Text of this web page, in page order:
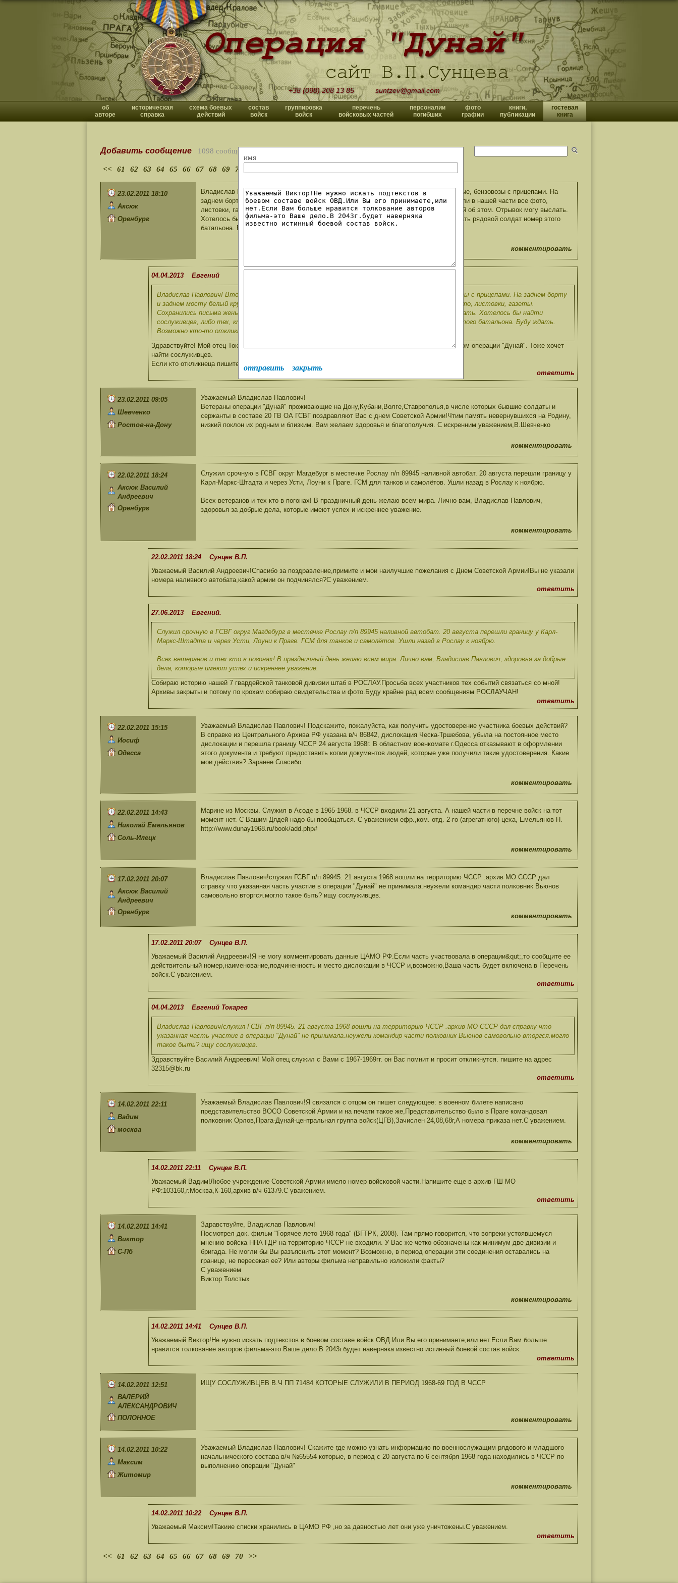
+38 (098) 208 13 85 suntzev@gmail.com
об
авторе
историческая
справка
схема боевых
действий
состав
войск
группировка
войск
перечень
войсковых частей
персоналии
погибших
фото
графии
книги,
публикации
гостевая
книга
имя
отправить закрыть
Добавить сообщение 1098 сообщений
<< 61 62 63 64 65 66 67 68 69 70
23.02.2011 18:10
Аксюк
Оренбург
Владислав Павлович! Вторая танковая Магдебургская. У нас были ЗИС-151 трёхосные, бензовозы с прицепами. На
заднем борту и заднем мосту белый круг. По возвращении из ЧССР особисты изымали в нашей части все фото,
листовки, газеты. Сохранились письма жены мне на 89945. Пишу книгу воспоминаний об этом. Отрывок могу выслать.
Хотелось бы найти сослуживцев, либо тех, кто описывает эту тему. Мог ли тогда знать рядовой солдат номер этого
батальона. Буду ждать. Возможно кто-то откликнется и подскажет. Спасибо.
комментировать
04.04.2013 Евгений
Владислав Павлович! Вторая танковая Магдебургская. У нас были ЗИС-151 трёхосные, бензовозы с прицепами. На заднем борту
и заднем мосту белый круг. По возвращении из ЧССР особисты изымали в нашей части все фото, листовки, газеты.
Сохранились письма жены мне на 89945. Пишу книгу воспоминаний об этом. Отрывок могу выслать. Хотелось бы найти
сослуживцев, либо тех, кто описывает эту тему. Мог ли тогда знать рядовой солдат номер этого батальона. Буду ждать.
Возможно кто-то откликнется и подскажет. Спасибо.
Здравствуйте! Мой отец Токарев Евгений, служил в в/ч 89945 с 1967-1969гг. 1968 году был участником операции "Дунай". Тоже хочет
найти сослуживцев.
Если кто откликнеца пишите на 32315@bk.ru
ответить
23.02.2011 09:05
Шевченко
Ростов-на-Дону
Уважаемый Владислав Павлович!
Ветераны операции "Дунай" проживающие на Дону,Кубани,Волге,Ставрополья,в числе которых бывшие солдаты и
сержанты в составе 20 ГВ ОА ГСВГ поздравляют Вас с днем Советской Армии!Чтим память невернувшихся на Родину,
низкий поклон их родным и близким. Вам желаем здоровья и благополучия. С искренним уважением,В.Шевченко
комментировать
22.02.2011 18:24
Аксюк Василий
Андреевич
Оренбург
Служил срочную в ГСВГ округ Магдебург в местечке Рослау п/п 89945 наливной автобат. 20 августа перешли границу у
Карл-Маркс-Штадта и через Усти, Лоуни к Праге. ГСМ для танков и самолётов. Ушли назад в Рослау к ноябрю.
Всех ветеранов и тех кто в погонах! В праздничный день желаю всем мира. Лично вам, Владислав Павлович,
здоровья за добрые дела, которые имеют успех и искреннее уважение.
комментировать
22.02.2011 18:24 Сунцев В.П.
Уважаемый Василий Андреевич!Спасибо за поздравление,примите и мои наилучшие пожелания с Днем Советской Армии!Вы не указали
номера наливного автобата,какой армии он подчинялся?С уважением.
ответить
27.06.2013 Евгений.
Служил срочную в ГСВГ округ Магдебург в местечке Рослау п/п 89945 наливной автобат. 20 августа перешли границу у Карл-
Маркс-Штадта и через Усти, Лоуни к Праге. ГСМ для танков и самолётов. Ушли назад в Рослау к ноябрю.
Всех ветеранов и тех кто в погонах! В праздничный день желаю всем мира. Лично вам, Владислав Павлович, здоровья за добрые
дела, которые имеют успех и искреннее уважение.
Собираю историю нашей 7 гвардейской танковой дивизии штаб в РОСЛАУ.Просьба всех участников тех событий связаться со мной!
Архивы закрыты и потому по крохам собираю свидетельства и фото.Буду крайне рад всем сообщениям РОСЛАУЧАН!
ответить
22.02.2011 15:15
Иосиф
Одесса
Уважаемый Владислав Павлович! Подскажите, пожалуйста, как получить удостоверение участника боевых действий?
В справке из Центрального Архива РФ указана в/ч 86842, дислокация Ческа-Тршебова, убыла на постоянное место
дислокации и перешла границу ЧССР 24 августа 1968г. В областном военкомате г.Одесса отказывают в оформлении
этого документа и требуют предоставить копии документов людей, которые уже получили такие удостоверения. Какие
мои действия? Заранее Спасибо.
комментировать
22.02.2011 14:43
Николай Емельянов
Соль-Илецк
Марине из Москвы. Служил в Асоде в 1965-1968. в ЧССР входили 21 августа. А нашей части в перечне войск на тот
момент нет. С Вашим Дядей надо-бы пообщаться. С уважением ефр.,ком. отд. 2-го (агрегатного) цеха, Емельянов Н.
http://www.dunay1968.ru/book/add.php#
комментировать
17.02.2011 20:07
Аксюк Василий
Андреевич
Оренбург
Владислав Павлович!служил ГСВГ п/п 89945. 21 августа 1968 вошли на территорию ЧССР .архив МО СССР дал
справку что указанная часть участие в операции "Дунай" не принимала.неужели командир части полковник Вьюнов
самовольно вторгся.могло такое быть? ищу сослуживцев.
комментировать
17.02.2011 20:07 Сунцев В.П.
Уважаемый Василий Андреевич!Я не могу комментировать данные ЦАМО РФ.Если часть участвовала в операции&qut;,то сообщите ее
действительный номер,наименование,подчиненность и место дислокации в ЧССР и,возможно,Ваша часть будет включена в Перечень
войск.С уважением.
ответить
04.04.2013 Евгений Токарев
Владислав Павлович!служил ГСВГ п/п 89945. 21 августа 1968 вошли на территорию ЧССР .архив МО СССР дал справку что
указанная часть участие в операции "Дунай" не принимала.неужели командир части полковник Вьюнов самовольно вторгся.могло
такое быть? ищу сослуживцев.
Здравствуйте Василий Андреевич! Мой отец служил с Вами с 1967-1969гг. он Вас помнит и просит откликнутся. пишите на адрес
32315@bk.ru
ответить
14.02.2011 22:11
Вадим
москва
Уважаемый Владислав Павлович!Я связался с отцом он пишет следующее: в военном билете написано
представительство ВОСО Советской Армии и на печати такое же,Представительство было в Праге командовал
полковник Орлов,Прага-Дунай-центральная группа войск(ЦГВ),Зачислен 24,08,68г,А номера приказа нет.С уважением.
комментировать
14.02.2011 22:11 Сунцев В.П.
Уважаемый Вадим!Любое учреждение Советской Армии имело номер войсковой части.Напишите еще в архив ГШ МО
РФ:103160,г.Москва,К-160,архив в/ч 61379.С уважением.
ответить
14.02.2011 14:41
Виктор
С-Пб
Здравствуйте, Владислав Павлович!
Посмотрел док. фильм "Горячее лето 1968 года" (ВГТРК, 2008). Там прямо говорится, что вопреки устоявшемуся
мнению войска ННА ГДР на территорию ЧССР не входили. У Вас же четко обозначены как минимум две дивизии и
бригада. Не могли бы Вы разъяснить этот момент? Возможно, в период операции эти соединения оставались на
границе, не пересекая ее? Или авторы фильма неправильно изложили факты?
С уважением
Виктор Толстых
комментировать
14.02.2011 14:41 Сунцев В.П.
Уважаемый Виктор!Не нужно искать подтекстов в боевом составе войск ОВД.Или Вы его принимаете,или нет.Если Вам больше
нравится толкование авторов фильма-это Ваше дело.В 2043г.будет наверняка известно истинный боевой состав войск.
ответить
14.02.2011 12:51
ВАЛЕРИЙ
АЛЕКСАНДРОВИЧ
ПОЛОННОЕ
ИЩУ СОСЛУЖИВЦЕВ В.Ч ПП 71484 КОТОРЫЕ СЛУЖИЛИ В ПЕРИОД 1968-69 ГОД В ЧССР
комментировать
14.02.2011 10:22
Максим
Житомир
Уважаемый Владислав Павлович! Скажите где можно узнать информацию по военнослужащим рядового и младшого
начальнического состава в/ч №65554 которые, в период с 20 августа по 6 сентября 1968 года находились в ЧССР по
выполнению операции "Дунай"
комментировать
14.02.2011 10:22 Сунцев В.П.
Уважаемый Максим!Такиие списки хранились в ЦАМО РФ ,но за давностью лет они уже уничтожены.С уважением.
ответить
<< 61 62 63 64 65 66 67 68 69 70 >>